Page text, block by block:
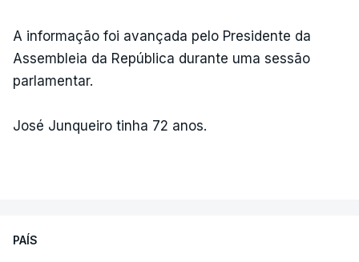
A informação foi avançada pelo Presidente da
Assembleia da República durante uma sessão
parlamentar.
José Junqueiro tinha 72 anos.
PAÍS